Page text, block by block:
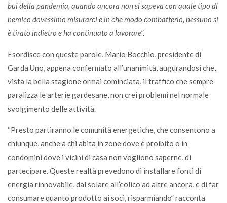
bui della pandemia, quando ancora non si sapeva con quale tipo di
nemico dovessimo misurarci e in che modo combatterlo, nessuno si
è tirato indietro e ha continuato a lavorare”.
Esordisce con queste parole, Mario Bocchio, presidente di
Garda Uno, appena confermato all’unanimità, augurandosi che,
vista la bella stagione ormai cominciata, il traffico che sempre
paralizza le arterie gardesane, non crei problemi nel normale
svolgimento delle attività.
“Presto partiranno le comunità energetiche, che consentono a
chiunque, anche a chi abita in zone dove è proibito o in
condomini dove i vicini di casa non vogliono saperne, di
partecipare. Queste realtà prevedono di installare fonti di
energia rinnovabile, dal solare all’eolico ad altre ancora, e di far
consumare quanto prodotto ai soci, risparmiando” racconta